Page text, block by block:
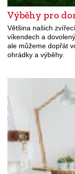
Výběhy pro
Většina našich
víkendech a
ale můžeme dopřát
ohrádky a výběhy.